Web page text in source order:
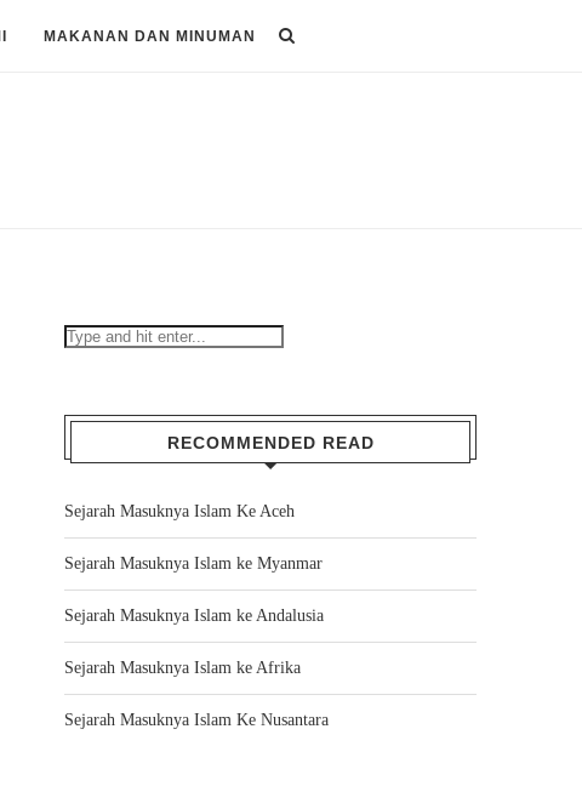
MAKANAN DAN MINUMAN
RECOMMENDED READ
Sejarah Masuknya Islam Ke Aceh
Sejarah Masuknya Islam ke Myanmar
Sejarah Masuknya Islam ke Andalusia
Sejarah Masuknya Islam ke Afrika
Sejarah Masuknya Islam Ke Nusantara